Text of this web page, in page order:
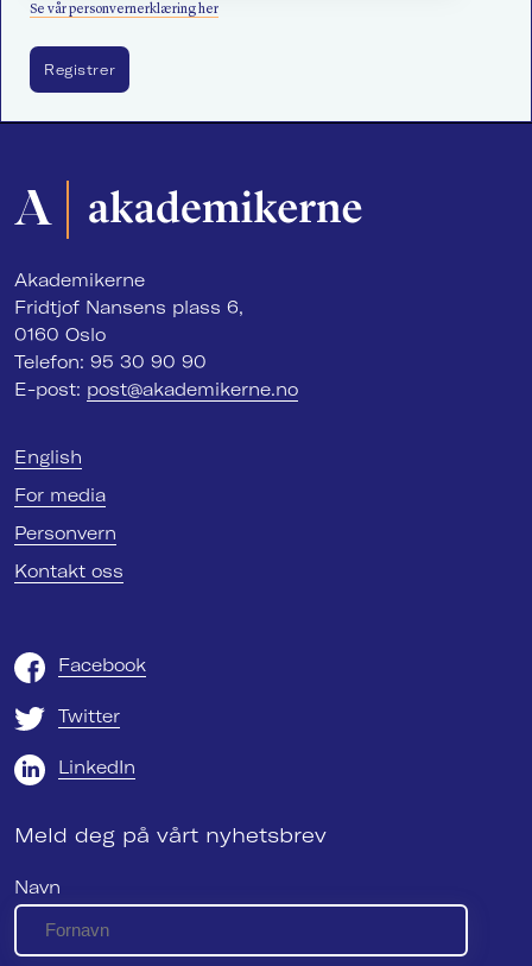
Se vår personvernerklæring her
Akademikerne
Fridtjof Nansens plass 6,
0160 Oslo
Telefon: 95 30 90 90
E-post: post@akademikerne.no
English
For media
Personvern
Kontakt oss
Facebook
Twitter
LinkedIn
Meld deg på vårt nyhetsbrev
Navn